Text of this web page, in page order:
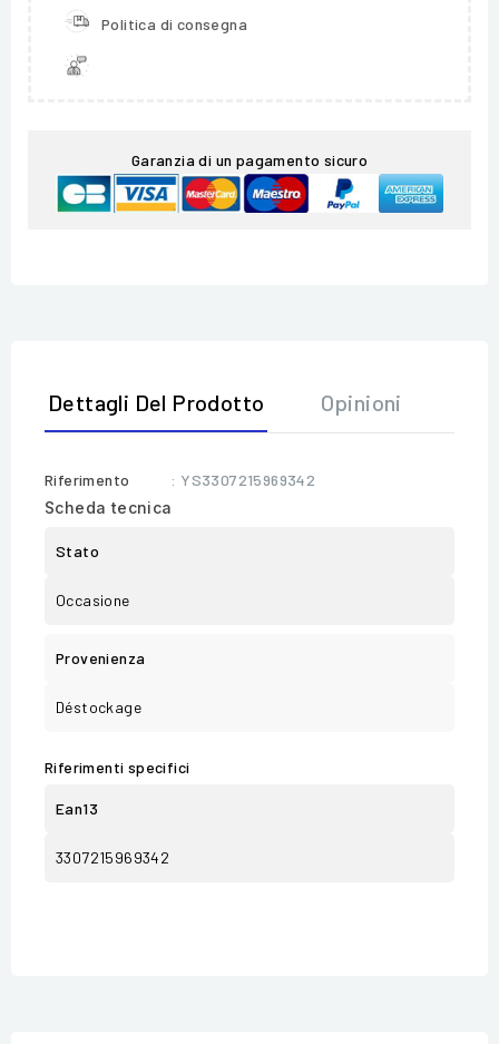
Politica di consegna
Garanzia di un pagamento sicuro
Dettagli Del Prodotto Opinioni
Riferimento
: YS3307215969342
Scheda tecnica
Stato
Occasione
Provenienza
Déstockage
Riferimenti specifici
Ean13
3307215969342